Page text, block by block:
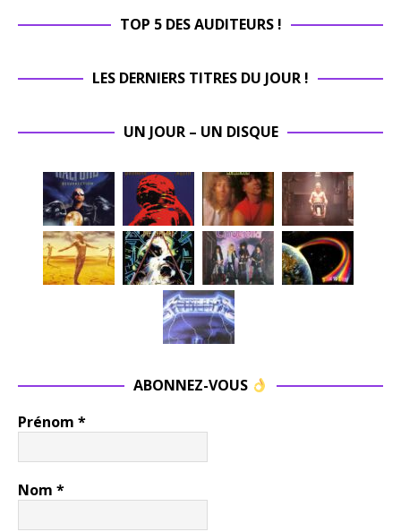
TOP 5 DES AUDITEURS !
LES DERNIERS TITRES DU JOUR !
UN JOUR – UN DISQUE
ABONNEZ-VOUS
Prénom *
Nom *